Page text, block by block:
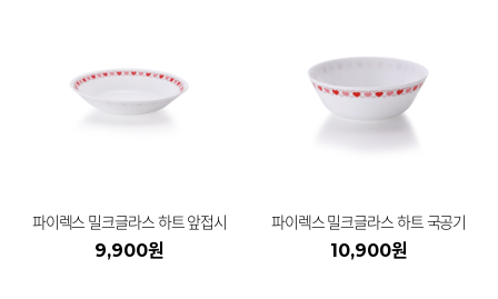
파이렉스 밀크글라스 하트 앞접시
9,900원
파이렉스 밀크글라스 하트 국공기
10,900원